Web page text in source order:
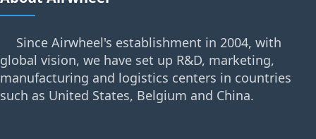
Since Airwheel's establishment in 2004, with
global vision, we have set up R&D, marketing,
manufacturing and logistics centers in countries
such as United States, Belgium and China.